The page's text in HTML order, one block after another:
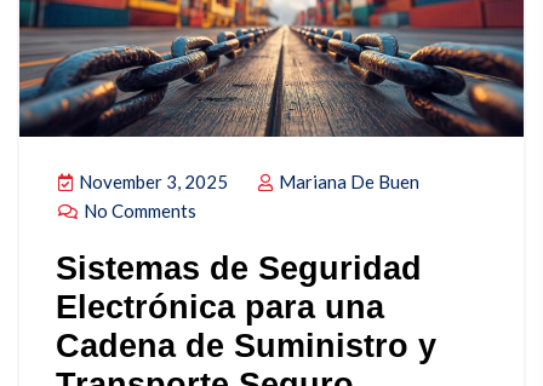
November 3, 2025
Mariana De Buen
No Comments
Sistemas de Seguridad
Electrónica para una
Cadena de Suministro y